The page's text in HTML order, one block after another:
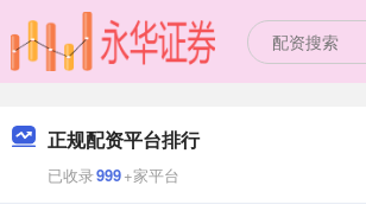
正规配资平台排行
已收录999+家平台